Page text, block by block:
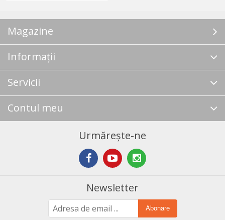
Magazine
Informații
Servicii
Contul meu
Urmărește-ne
Newsletter
Abonare